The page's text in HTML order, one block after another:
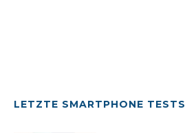
LETZTE SMARTPHONE TESTS